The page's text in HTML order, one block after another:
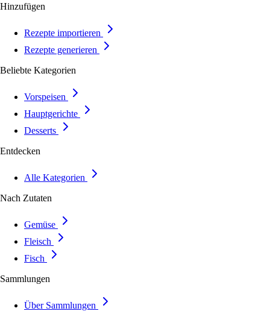
Hinzufügen
Rezepte importieren
Rezepte generieren
Beliebte Kategorien
Vorspeisen
Hauptgerichte
Desserts
Entdecken
Alle Kategorien
Nach Zutaten
Gemüse
Fleisch
Fisch
Sammlungen
Über Sammlungen